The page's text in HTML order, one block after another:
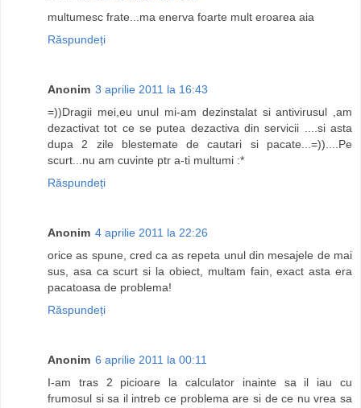
multumesc frate...ma enerva foarte mult eroarea aia
Răspundeți
Anonim 3 aprilie 2011 la 16:43
=))Dragii mei,eu unul mi-am dezinstalat si antivirusul ,am
dezactivat tot ce se putea dezactiva din servicii ....si asta
dupa 2 zile blestemate de cautari si pacate...=))....Pe
scurt...nu am cuvinte ptr a-ti multumi :*
Răspundeți
Anonim 4 aprilie 2011 la 22:26
orice as spune, cred ca as repeta unul din mesajele de mai
sus, asa ca scurt si la obiect, multam fain, exact asta era
pacatoasa de problema!
Răspundeți
Anonim 6 aprilie 2011 la 00:11
I-am tras 2 picioare la calculator inainte sa il iau cu
frumosul si sa il intreb ce problema are si de ce nu vrea sa